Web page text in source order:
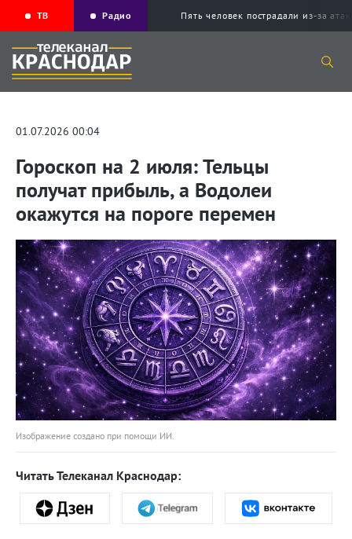
ТВ Радио Пять человек пострадали из-за
01.07.2026 00:04
Гороскоп на 2 июля: Тельцы
получат прибыль, а Водолеи
окажутся на пороге перемен
Изображение создано при помощи ИИ.
Читать Телеканал Краснодар: